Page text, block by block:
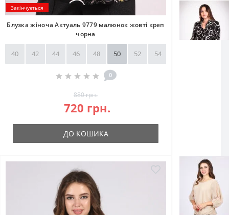
Закінчується
Блузка жіноча Актуаль 9779 малюнок жовті креп
чорна
40 42 44 46 48 50 52 54
0
880 грн.
720 грн.
ДО КОШИКА